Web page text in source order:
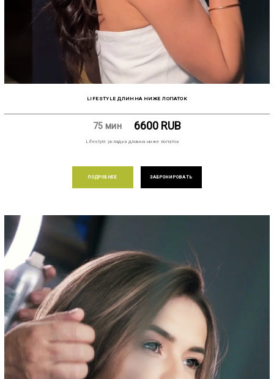
LIFESTYLE ДЛИННА НИЖЕ ЛОПАТОК
75 мин 6600 RUB
Lifestyle укладка длинна ниже лопаток
ПОДРОБНЕЕ ЗАБРОНИРОВАТЬ